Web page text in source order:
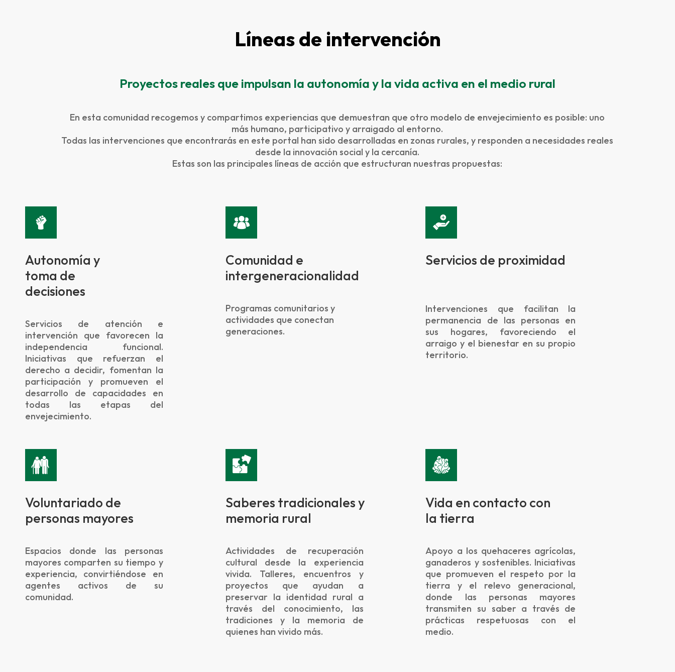
Líneas de intervención
Proyectos reales que impulsan la autonomía y la vida activa en el medio rural
En esta comunidad recogemos y compartimos experiencias que demuestran que otro modelo de envejecimiento es posible: uno
más humano, participativo y arraigado al entorno.
Todas las intervenciones que encontrarás en este portal han sido desarrolladas en zonas rurales, y responden a necesidades reales
desde la innovación social y la cercanía.
Estas son las principales líneas de acción que estructuran nuestras propuestas:
Autonomía y
toma de
decisiones
Servicios de atención e
intervención que favorecen la
independencia funcional.
Iniciativas que refuerzan el
derecho a decidir, fomentan la
participación y promueven el
desarrollo de capacidades en
todas las etapas del
envejecimiento.
Comunidad e
intergeneracionalidad
Programas comunitarios y
actividades que conectan
generaciones.
Servicios de proximidad
Intervenciones que facilitan la
permanencia de las personas en
sus hogares, favoreciendo el
arraigo y el bienestar en su propio
territorio.
Voluntariado de
personas mayores
Espacios donde las personas
mayores comparten su tiempo y
experiencia, convirtiéndose en
agentes activos de su
comunidad.
Saberes tradicionales y
memoria rural
Actividades de recuperación
cultural desde la experiencia
vivida. Talleres, encuentros y
proyectos que ayudan a
preservar la identidad rural a
través del conocimiento, las
tradiciones y la memoria de
quienes han vivido más.
Vida en contacto con
la tierra
Apoyo a los quehaceres agrícolas,
ganaderos y sostenibles. Iniciativas
que promueven el respeto por la
tierra y el relevo generacional,
donde las personas mayores
transmiten su saber a través de
prácticas respetuosas con el
medio.